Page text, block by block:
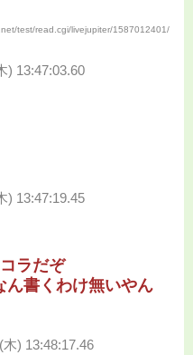
test/read.cgi/livejupiter/1587012401/
) 13:47:03.60
) 13:47:19.45
ラだぞ
ん書くわけ無いやん
木) 13:48:17.46